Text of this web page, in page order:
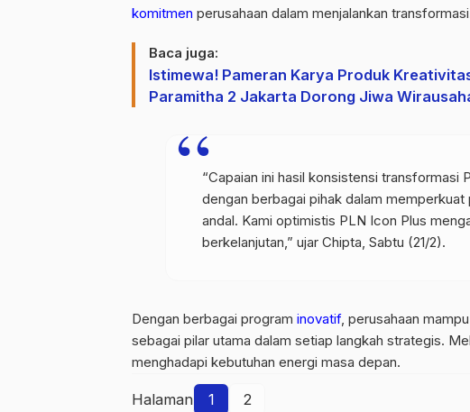
komitmen perusahaan dalam menjalankan
Baca juga:
Istimewa! Pameran Karya Produk
Paramitha 2 Jakarta Dorong Jiwa
“Capaian ini hasil konsistensi transformasi
dengan berbagai pihak dalam
andal. Kami optimistis PLN Icon Plus
berkelanjutan,” ujar Chipta, Sabtu (21/2).
Dengan berbagai program inovatif, perusahaan
sebagai pilar utama dalam setiap langkah strategis.
menghadapi kebutuhan energi masa depan.
Halaman 1 2